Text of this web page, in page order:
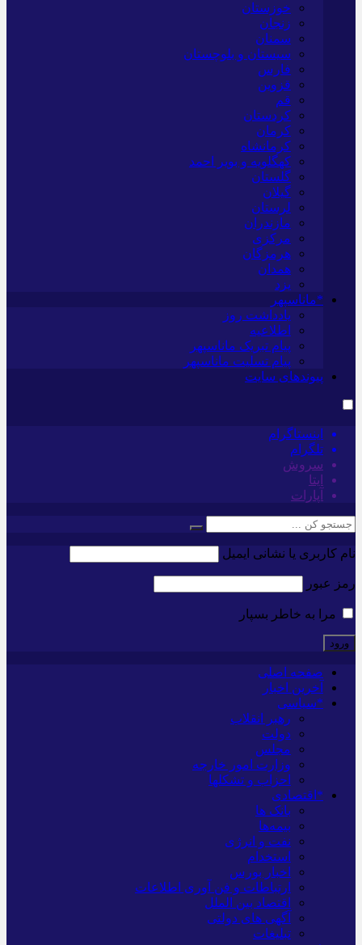
خوزستان
زنجان
سمنان
سیستان و بلوچستان
فارس
قزوین
قم
کردستان
کرمان
کرمانشاه
کهگلویه و بویر احمد
گلستان
گیلان
لرستان
مازندران
مرکزی
هرمزگان
همدان
یزد
*ماناسپهر
یادداشت روز
اطلاعیه
پیام تبریک ماناسپهر
پیام تسلیت ماناسپهر
پیوندهای سایت
اینستاگرام
تلگرام
سروش
ایتا
آپارات
نام کاربری یا نشانی ایمیل
رمز عبور
مرا به خاطر بسپار
صفحه اصلی
آخرین اخبار
*سیاسی
رهبر انقلاب
دولت
مجلس
وزارت امور خارجه
احزاب و تشکلها
*اقتصادی
بانک ها
بیمه‌ها
نفت و انرژی
استخدام
اخبار بورس
ارتباطات و فن آوری اطلاعات
اقتصاد بین الملل
آگهی های دولتی
تبلیغات